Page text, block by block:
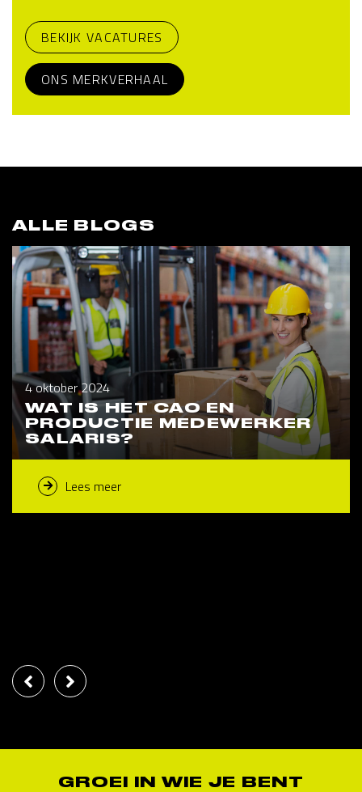
BEKIJK VACATURES
ONS MERKVERHAAL
ALLE BLOGS
4 oktober 2024
WAT IS HET CAO EN
PRODUCTIE MEDEWERKER
SALARIS?
Lees meer
GROEI IN WIE JE BENT